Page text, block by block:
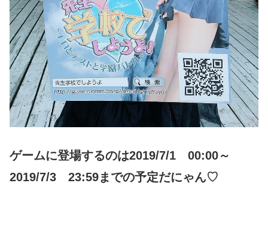
ゲームに登場するのは2019/7/1 00:00～
2019/7/3 23:59までの予定だにゃん♡